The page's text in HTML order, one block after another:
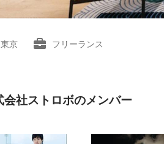
東京 フリーランス
会社ストロボのメンバー